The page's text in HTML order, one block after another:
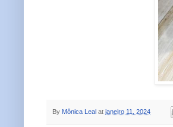
By Mônica Leal at janeiro 11, 2024